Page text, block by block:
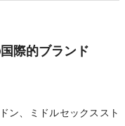
際的ブランド
ン、ミドルセックススト